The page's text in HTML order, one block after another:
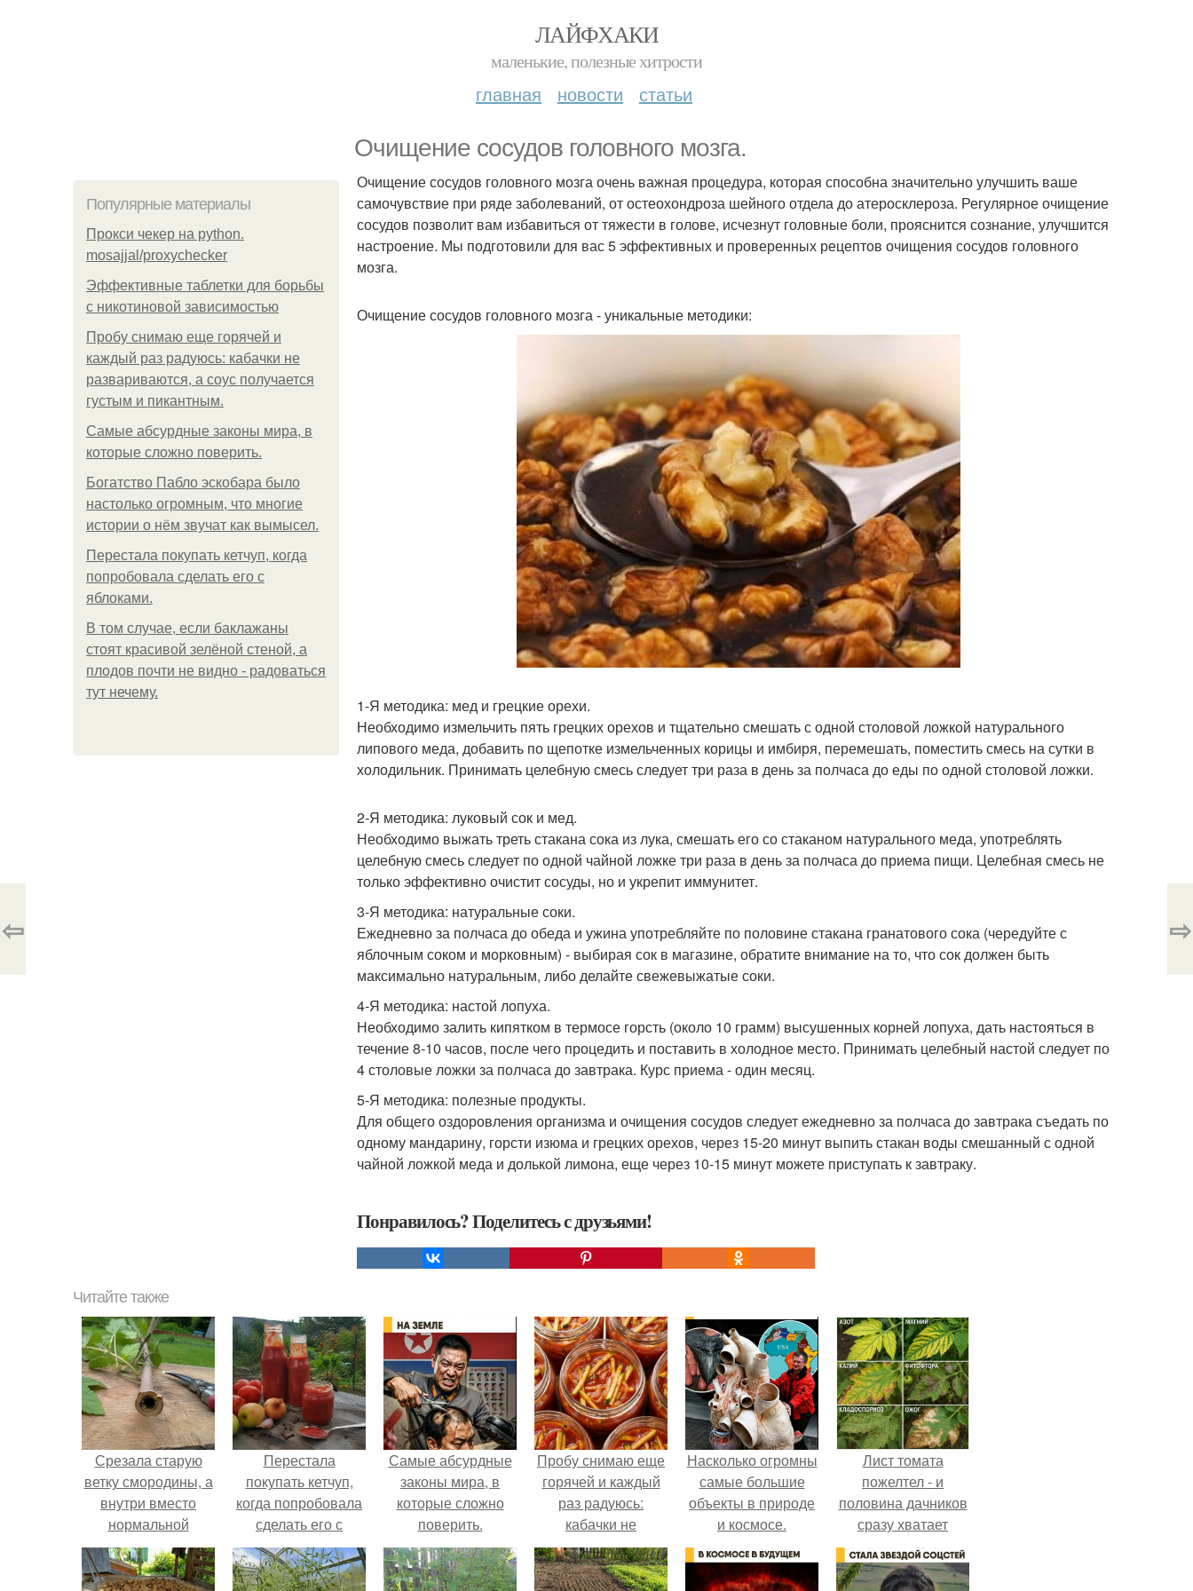
ЛАЙФХАКИ
маленькие, полезные хитрости
главная новости статьи
Очищение сосудов головного мозга.
Популярные материалы
Прокси чекер на python.
mosajjal/proxychecker
Эффективные таблетки для борьбы
с никотиновой зависимостью
Пробу снимаю еще горячей и
каждый раз радуюсь: кабачки не
развариваются, а соус получается
густым и пикантным.
Самые абсурдные законы мира, в
которые сложно поверить.
Богатство Пабло эскобара было
настолько огромным, что многие
истории о нём звучат как вымысел.
Перестала покупать кетчуп, когда
попробовала сделать его с
яблоками.
В том случае, если баклажаны
стоят красивой зелёной стеной, а
плодов почти не видно - радоваться
тут нечему.
Очищение сосудов головного мозга очень важная процедура, которая способна значительно улучшить ваше
самочувствие при ряде заболеваний, от остеохондроза шейного отдела до атеросклероза. Регулярное очищение
сосудов позволит вам избавиться от тяжести в голове, исчезнут головные боли, прояснится сознание, улучшится
настроение. Мы подготовили для вас 5 эффективных и проверенных рецептов очищения сосудов головного
мозга.
Очищение сосудов головного мозга - уникальные методики:
1-Я методика: мед и грецкие орехи.
Необходимо измельчить пять грецких орехов и тщательно смешать с одной столовой ложкой натурального
липового меда, добавить по щепотке измельченных корицы и имбиря, перемешать, поместить смесь на сутки в
холодильник. Принимать целебную смесь следует три раза в день за полчаса до еды по одной столовой ложки.
2-Я методика: луковый сок и мед.
Необходимо выжать треть стакана сока из лука, смешать его со стаканом натурального меда, употреблять
целебную смесь следует по одной чайной ложке три раза в день за полчаса до приема пищи. Целебная смесь не
только эффективно очистит сосуды, но и укрепит иммунитет.
3-Я методика: натуральные соки.
Ежедневно за полчаса до обеда и ужина употребляйте по половине стакана гранатового сока (чередуйте с
яблочным соком и морковным) - выбирая сок в магазине, обратите внимание на то, что сок должен быть
максимально натуральным, либо делайте свежевыжатые соки.
4-Я методика: настой лопуха.
Необходимо залить кипятком в термосе горсть (около 10 грамм) высушенных корней лопуха, дать настояться в
течение 8-10 часов, после чего процедить и поставить в холодное место. Принимать целебный настой следует по
4 столовые ложки за полчаса до завтрака. Курс приема - один месяц.
5-Я методика: полезные продукты.
Для общего оздоровления организма и очищения сосудов следует ежедневно за полчаса до завтрака съедать по
одному мандарину, горсти изюма и грецких орехов, через 15-20 минут выпить стакан воды смешанный с одной
чайной ложкой меда и долькой лимона, еще через 10-15 минут можете приступать к завтраку.
Понравилось? Поделитесь с друзьями!
⇦ ⇨
Читайте также
Срезала старую
ветку смородины, а
внутри вместо
нормальной
светлой
сердцевины
Перестала
покупать кетчуп,
когда попробовала
сделать его с
яблоками.
Самые абсурдные
законы мира, в
которые сложно
поверить.
Пробу снимаю еще
горячей и каждый
раз радуюсь:
кабачки не
развариваются, а
соус получается
Насколько огромны
самые большие
объекты в природе
и космосе.
Лист томата
пожелтел - и
половина дачников
сразу хватает
удобрение.